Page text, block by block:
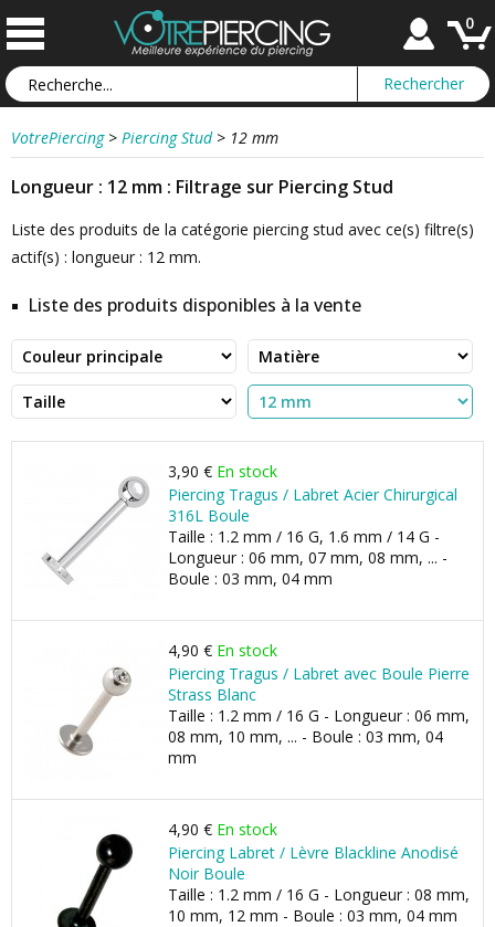
0
VotrePiercing > Piercing Stud > 12 mm
Longueur : 12 mm : Filtrage sur Piercing Stud
Liste des produits de la catégorie piercing stud avec ce(s) filtre(s)
actif(s) : longueur : 12 mm.
Liste des produits disponibles à la vente
3,90 € En stock
Piercing Tragus / Labret Acier Chirurgical
316L Boule
Taille : 1.2 mm / 16 G, 1.6 mm / 14 G -
Longueur : 06 mm, 07 mm, 08 mm, ... -
Boule : 03 mm, 04 mm
4,90 € En stock
Piercing Tragus / Labret avec Boule Pierre
Strass Blanc
Taille : 1.2 mm / 16 G - Longueur : 06 mm,
08 mm, 10 mm, ... - Boule : 03 mm, 04
mm
4,90 € En stock
Piercing Labret / Lèvre Blackline Anodisé
Noir Boule
Taille : 1.2 mm / 16 G - Longueur : 08 mm,
10 mm, 12 mm - Boule : 03 mm, 04 mm